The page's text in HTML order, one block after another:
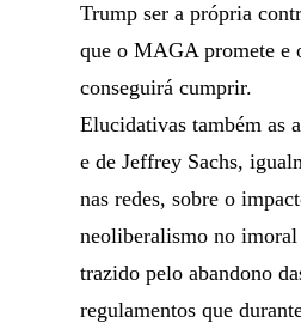
Trump ser a própria
que o MAGA promete e
conseguirá cumprir.
Elucidativas também as
e de Jeffrey Sachs,
nas redes, sobre o
neoliberalismo no
trazido pelo abandono
regulamentos que